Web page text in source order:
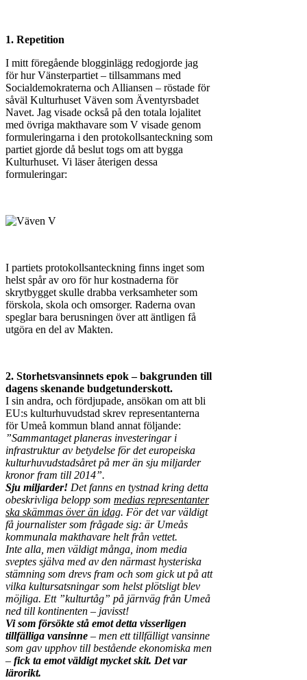
1. Repetition
I mitt föregående blogginlägg redogjorde jag
för hur Vänsterpartiet – tillsammans med
Socialdemokraterna och Alliansen – röstade för
såväl Kulturhuset Väven som Äventyrsbadet
Navet. Jag visade också på den totala lojalitet
med övriga makthavare som V visade genom
formuleringarna i den protokollsanteckning som
partiet gjorde då beslut togs om att bygga
Kulturhuset. Vi läser återigen dessa
formuleringar:
I partiets protokollsanteckning finns inget som
helst spår av oro för hur kostnaderna för
skrytbygget skulle drabba verksamheter som
förskola, skola och omsorger. Raderna ovan
speglar bara berusningen över att äntligen få
utgöra en del av Makten.
2. Storhetsvansinnets epok – bakgrunden till
dagens skenande budgetunderskott.
I sin andra, och fördjupade, ansökan om att bli
EU:s kulturhuvudstad skrev representanterna
för Umeå kommun bland annat följande:
”Sammantaget planeras investeringar i
infrastruktur av betydelse för det europeiska
kulturhuvudstadsåret på mer än sju miljarder
kronor fram till 2014”.
Sju miljarder! Det fanns en tystnad kring detta
obeskrivliga belopp som medias representanter
ska skämmas över än idag. För det var väldigt
få journalister som frågade sig: är Umeås
kommunala makthavare helt från vettet.
Inte alla, men väldigt många, inom media
sveptes själva med av den närmast hysteriska
stämning som drevs fram och som gick ut på att
vilka kultursatsningar som helst plötsligt blev
möjliga. Ett ”kulturtåg” på järnväg från Umeå
ned till kontinenten – javisst!
Vi som försökte stå emot detta visserligen
tillfälliga vansinne – men ett tillfälligt vansinne
som gav upphov till bestående ekonomiska men
– fick ta emot väldigt mycket skit. Det var
lärorikt.